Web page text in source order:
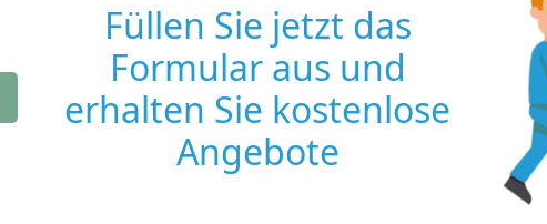
Füllen Sie jetzt das
Formular aus und
erhalten Sie kostenlose
Angebote